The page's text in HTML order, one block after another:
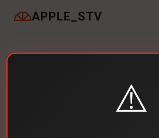
APPLE_STV
⚠️